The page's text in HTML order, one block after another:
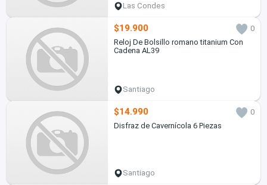
Las Condes
$19.900
0
Reloj De Bolsillo romano titanium Con
Cadena AL39
Santiago
$14.990
0
Disfraz de Cavernícola 6 Piezas
Santiago